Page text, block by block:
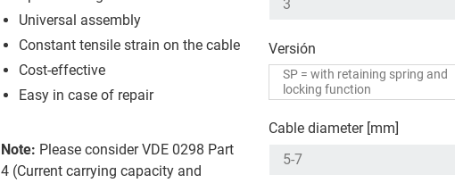
Universal assembly
Constant tensile strain on the cable
Cost-effective
Easy in case of repair
Note: Please consider VDE 0298 Part
4 (Current carrying capacity and
Versión
Cable diameter [mm]